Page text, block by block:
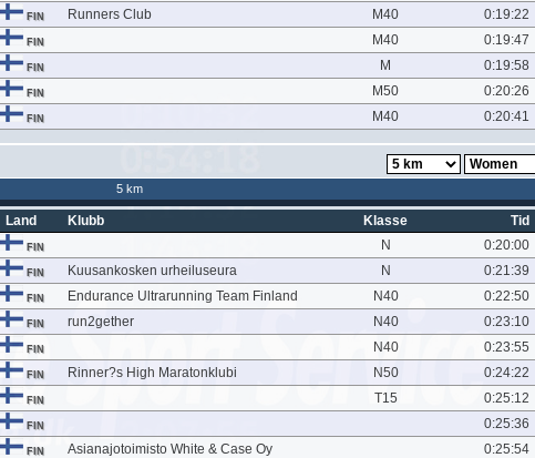
FIN Runners Club M40 0:19:22
FIN M40 0:19:47
FIN M 0:19:58
FIN M50 0:20:26
FIN M40 0:20:41
5 km
Land Klubb Klasse Tid
FIN N 0:20:00
FIN Kuusankosken urheiluseura N 0:21:39
FIN Endurance Ultrarunning Team Finland N40 0:22:50
FIN run2gether N40 0:23:10
FIN N40 0:23:55
FIN Rinner?s High Maratonklubi N50 0:24:22
FIN T15 0:25:12
FIN 0:25:36
FIN Asianajotoimisto White & Case Oy 0:25:54